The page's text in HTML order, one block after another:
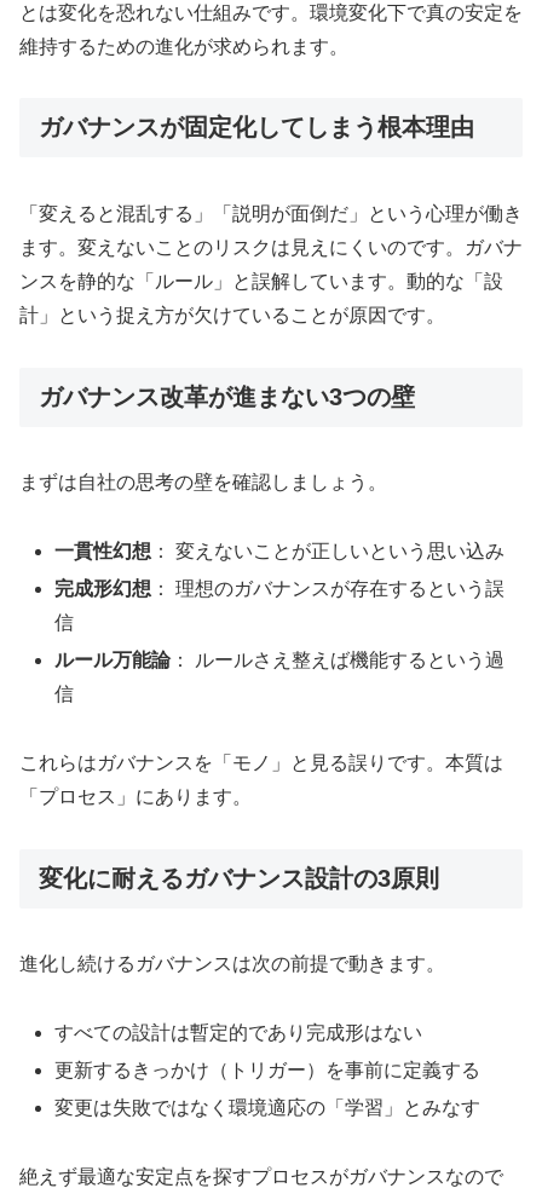
とは変化を恐れない仕組みです。環境変化下で真の安定を
維持するための進化が求められます。
ガバナンスが固定化してしまう根本理由
「変えると混乱する」「説明が面倒だ」という心理が働き
ます。変えないことのリスクは見えにくいのです。ガバナ
ンスを静的な「ルール」と誤解しています。動的な「設
計」という捉え方が欠けていることが原因です。
ガバナンス改革が進まない3つの壁
まずは自社の思考の壁を確認しましょう。
一貫性幻想 ： 変えないことが正しいという思い込み
完成形幻想 ： 理想のガバナンスが存在するという誤
信
ルール万能論： ルールさえ整えば機能するという過
信
これらはガバナンスを「モノ」と見る誤りです。本質は
「プロセス」にあります。
変化に耐えるガバナンス設計の3原則
進化し続けるガバナンスは次の前提で動きます。
すべての設計は暫定的であり完成形はない
更新するきっかけ（トリガー）を事前に定義する
変更は失敗ではなく環境適応の「学習」とみなす
絶えず最適な安定点を探すプロセスがガバナンスなので